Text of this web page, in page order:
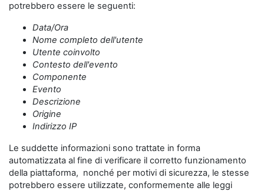
potrebbero essere le seguenti:
Data/Ora
Nome completo dell'utente
Utente coinvolto
Contesto dell'evento
Componente
Evento
Descrizione
Origine
Indirizzo IP
Le suddette informazioni sono trattate in forma
automatizzata al fine di verificare il corretto funzionamento
della piattaforma, nonché per motivi di sicurezza, le stesse
potrebbero essere utilizzate, conformemente alle leggi